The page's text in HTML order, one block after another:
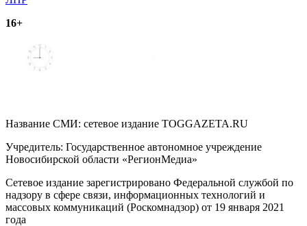
16+
Название СМИ: cетевое издание TOGGAZETA.RU
Учредитель: Государственное автономное учреждение
Новосибирской области «РегионМедиа»
Сетевое издание зарегистрировано Федеральной службой по
надзору в сфере связи, информационных технологий и
массовых коммуникаций (Роскомнадзор) от 19 января 2021
года